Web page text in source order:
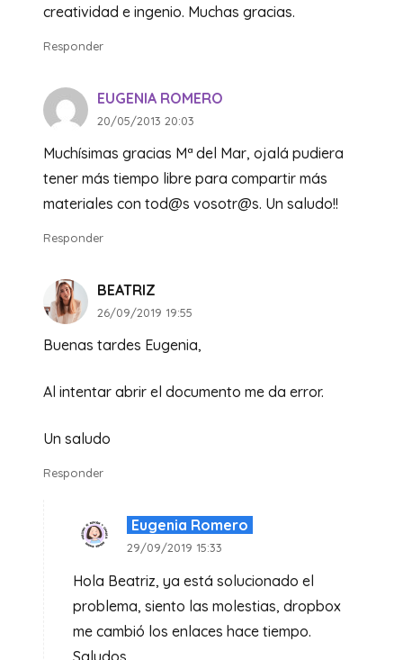
creatividad e ingenio. Muchas gracias.
Responder
EUGENIA ROMERO
20/05/2013 20:03
Muchísimas gracias Mª del Mar, ojalá pudiera
tener más tiempo libre para compartir más
materiales con tod@s vosotr@s. Un saludo!!
Responder
BEATRIZ
26/09/2019 19:55
Buenas tardes Eugenia,
Al intentar abrir el documento me da error.
Un saludo
Responder
Eugenia Romero
29/09/2019 15:33
Hola Beatriz, ya está solucionado el
problema, siento las molestias, dropbox
me cambió los enlaces hace tiempo.
Saludos